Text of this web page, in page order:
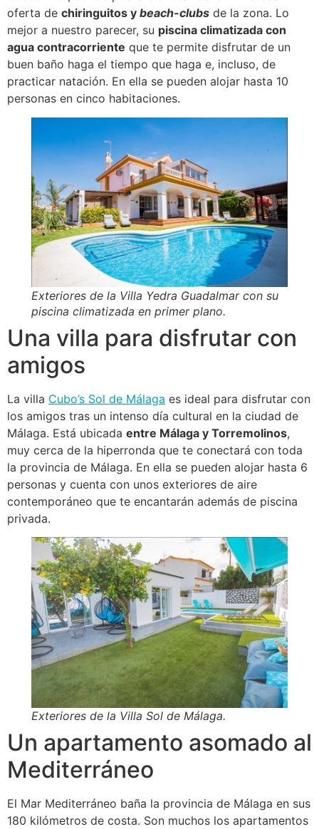
oferta de chiringuitos y beach-clubs de la zona. Lo
mejor a nuestro parecer, su piscina climatizada con
agua contracorriente que te permite disfrutar de un
buen baño haga el tiempo que haga e, incluso, de
practicar natación. En ella se pueden alojar hasta 10
personas en cinco habitaciones.
Exteriores de la Villa Yedra Guadalmar con su
piscina climatizada en primer plano.
Una villa para disfrutar con
amigos
La villa Cubo’s Sol de Málaga es ideal para disfrutar con
los amigos tras un intenso día cultural en la ciudad de
Málaga. Está ubicada entre Málaga y Torremolinos,
muy cerca de la hiperronda que te conectará con toda
la provincia de Málaga. En ella se pueden alojar hasta 6
personas y cuenta con unos exteriores de aire
contemporáneo que te encantarán además de piscina
privada.
Exteriores de la Villa Sol de Málaga.
Un apartamento asomado al
Mediterráneo
El Mar Mediterráneo baña la provincia de Málaga en sus
180 kilómetros de costa. Son muchos los apartamentos